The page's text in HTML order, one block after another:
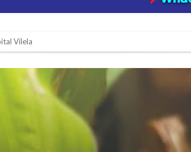
Vilela
confirmada y planteles renovados
y ráfagas que podrían superar los 80 km/h
el impacto real en la región